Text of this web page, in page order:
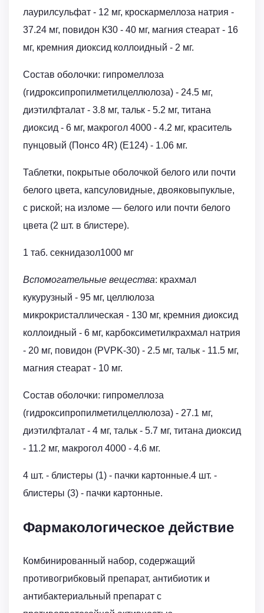
лаурилсульфат - 12 мг, кроскармеллоза натрия -
37.24 мг, повидон К30 - 40 мг, магния стеарат - 16
мг, кремния диоксид коллоидный - 2 мг.
Состав оболочки: гипромеллоза
(гидроксипропилметилцеллюлоза) - 24.5 мг,
диэтилфталат - 3.8 мг, тальк - 5.2 мг, титана
диоксид - 6 мг, макрогол 4000 - 4.2 мг, краситель
пунцовый (Понсо 4R) (E124) - 1.06 мг.
Таблетки, покрытые оболочкой белого или почти
белого цвета, капсуловидные, двояковыпуклые,
с риской; на изломе — белого или почти белого
цвета (2 шт. в блистере).
1 таб. секнидазол1000 мг
Вспомогательные вещества: крахмал
кукурузный - 95 мг, целлюлоза
микрокристаллическая - 130 мг, кремния диоксид
коллоидный - 6 мг, карбоксиметилкрахмал натрия
- 20 мг, повидон (PVPK-30) - 2.5 мг, тальк - 11.5 мг,
магния стеарат - 10 мг.
Состав оболочки: гипромеллоза
(гидроксипропилметилцеллюлоза) - 27.1 мг,
диэтилфталат - 4 мг, тальк - 5.7 мг, титана диоксид
- 11.2 мг, макрогол 4000 - 4.6 мг.
4 шт. - блистеры (1) - пачки картонные.4 шт. -
блистеры (3) - пачки картонные.
Фармакологическое действие
Комбинированный набор, содержащий
противогрибковый препарат, антибиотик и
антибактериальный препарат с